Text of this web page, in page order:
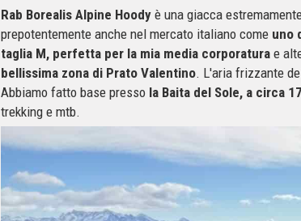
Rab Borealis Alpine Hoody è una giacca
prepotentemente anche nel mercato italiano come uno
taglia M, perfetta per la mia media corporatura e
bellissima zona di Prato Valentino. L'aria frizzante
Abbiamo fatto base presso la Baita del Sole, a circa
trekking e mtb.